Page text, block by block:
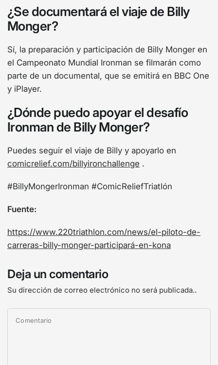
¿Se documentará el viaje de Billy
Monger?
Sí, la preparación y participación de Billy Monger en
el Campeonato Mundial Ironman se filmarán como
parte de un documental, que se emitirá en BBC One
y iPlayer.
¿Dónde puedo apoyar el desafío
Ironman de Billy Monger?
Puedes seguir el viaje de Billy y apoyarlo en
comicrelief.com/billyironchallenge .
#BillyMongerIronman #ComicReliefTriatlón
Fuente:
https://www.220triathlon.com/news/el-piloto-de-
carreras-billy-monger-participará-en-kona
Deja un comentario
Su dirección de correo electrónico no será publicada..
Comentario